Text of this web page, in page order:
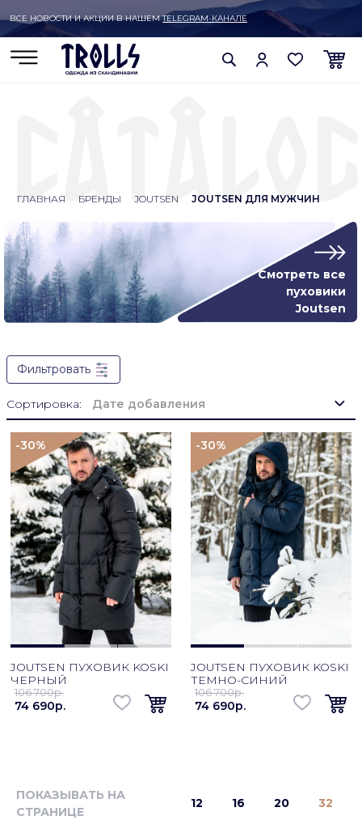
ВСЕ НОВОСТИ И АКЦИИ В НАШЕМTELEGRAM-КАНАЛЕ
ГЛАВНАЯ БРЕНДЫ JOUTSEN JOUTSEN ДЛЯ МУЖЧИН
Смотреть все
пуховики
Joutsen
Фильтровать
Сортировка: Дате добавления
-30%
JOUTSEN ПУХОВИК KOSKI
ЧЕРНЫЙ
106 700p.
74 690p.
-30%
JOUTSEN ПУХОВИК KOSKI
ТЕМНО-СИНИЙ
106 700p.
74 690p.
ПОКАЗЫВАТЬ НА
СТРАНИЦЕ
12 16 20 32